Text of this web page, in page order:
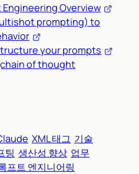
Overview
prompting) to
your prompts
of thought
XML 태그 기술
팅 생산성 향상 업무
프트 엔지니어링